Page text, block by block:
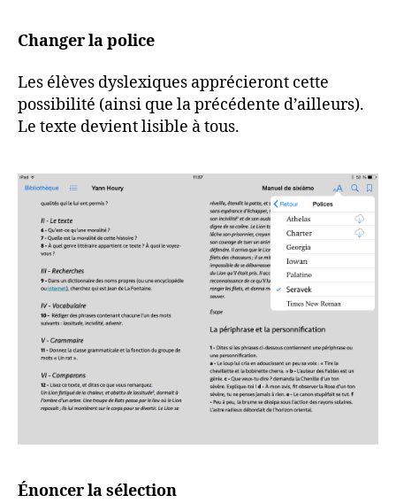
Changer la police
Les élèves dyslexiques apprécieront cette
possibilité (ainsi que la précédente d’ailleurs).
Le texte devient lisible à tous.
Énoncer la sélection